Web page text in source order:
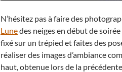
N’hésitez pas à faire des
Lunedes neiges en début de
fixé sur un trépied et faites des
réaliser des images d’ambiance
haut, obtenue lors de la